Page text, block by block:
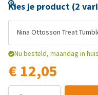
Kies je product (2
Nina Ottosson Treat
Nu besteld, maandag in huis
€ 12,05